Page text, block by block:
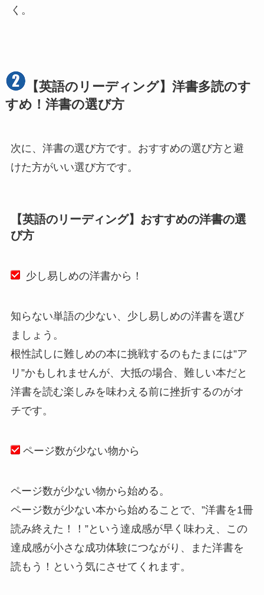
く。
【英語のリーディング】洋書多読のす
すめ！洋書の選び方
次に、洋書の選び方です。おすすめの選び方と避
けた方がいい選び方です。
【英語のリーディング】おすすめの洋書の選
び方
少し易しめの洋書から！
知らない単語の少ない、少し易しめの洋書を選び
ましょう。
根性試しに難しめの本に挑戦するのもたまには”ア
リ”かもしれませんが、大抵の場合、難しい本だと
洋書を読む楽しみを味わえる前に挫折するのがオ
チです。
ページ数が少ない物から
ページ数が少ない物から始める。
ページ数が少ない本から始めることで、”洋書を1冊
読み終えた！！”という達成感が早く味わえ、この
達成感が小さな成功体験につながり、また洋書を
読もう！という気にさせてくれます。